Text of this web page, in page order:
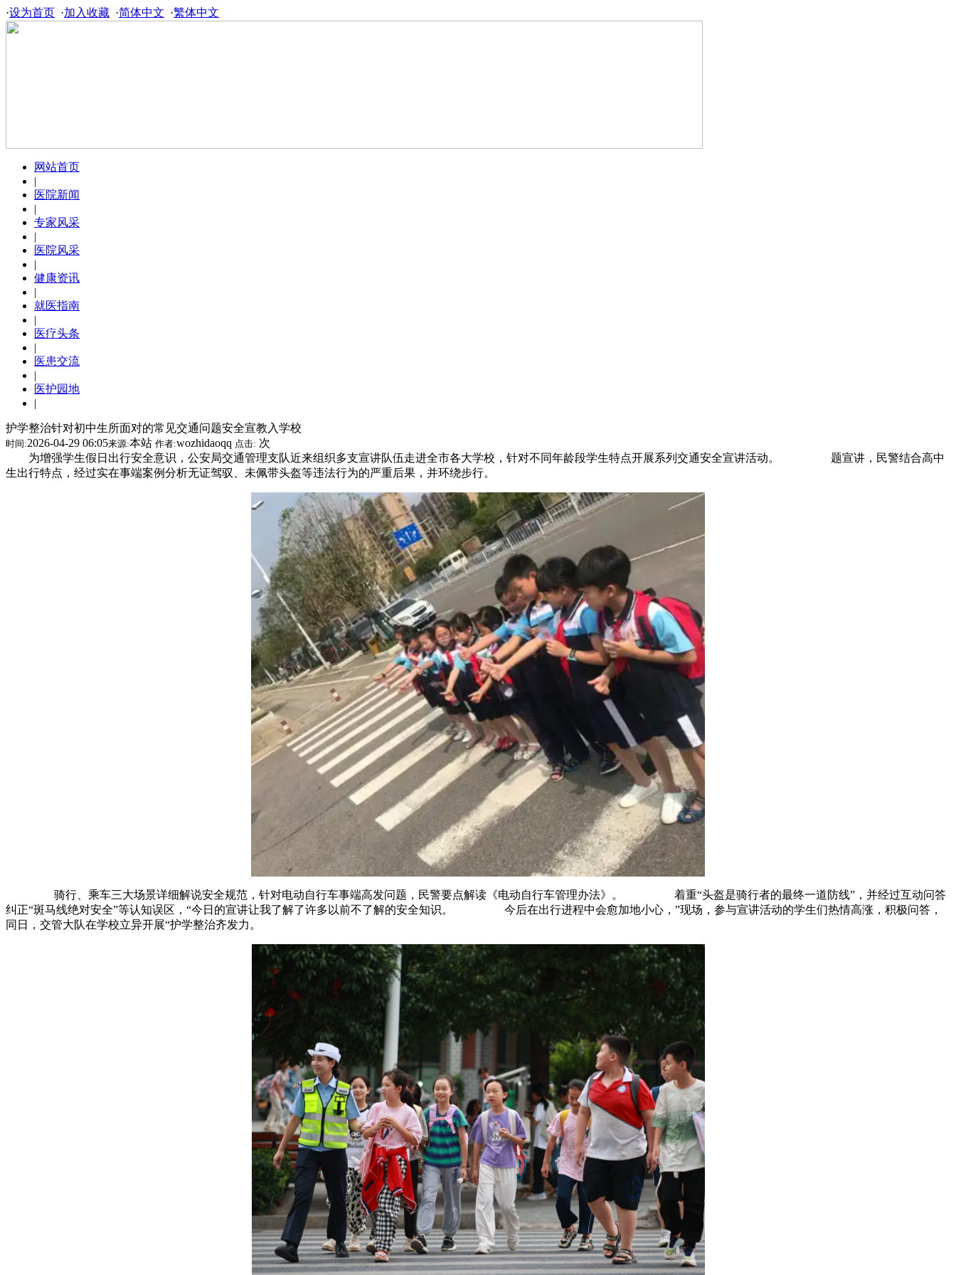
·设为首页 ·加入收藏 ·简体中文 ·繁体中文
网站首页
|
医院新闻
|
专家风采
|
医院风采
|
健康资讯
|
就医指南
|
医疗头条
|
医患交流
|
医护园地
|
护学整治针对初中生所面对的常见交通问题安全宣教入学校
时间:2026-04-29 06:05来源:本站 作者:wozhidaoqq 点击: 次
为增强学生假日出行安全意识，公安局交通管理支队近来组织多支宣讲队伍走进全市各大学校，针对不同年龄段学生特点开展系列交通安全宣讲活动。 题宣讲，民警结合高中
生出行特点，经过实在事端案例分析无证驾驭、未佩带头盔等违法行为的严重后果，并环绕步行。
骑行、乘车三大场景详细解说安全规范，针对电动自行车事端高发问题，民警要点解读《电动自行车管理办法》。 着重“头盔是骑行者的最终一道防线”，并经过互动问答
纠正“斑马线绝对安全”等认知误区，“今日的宣讲让我了解了许多以前不了解的安全知识。 今后在出行进程中会愈加地小心，”现场，参与宣讲活动的学生们热情高涨，积极问答，
同日，交管大队在学校立异开展“护学整治齐发力。